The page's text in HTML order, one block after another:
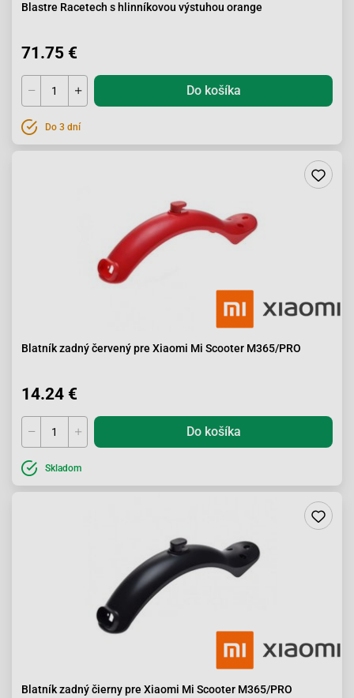
Blastre Racetech s hlinníkovou výstuhou orange
71.75 €
Do košíka
Do 3 dní
Blatník zadný červený pre Xiaomi Mi Scooter M365/PRO
14.24 €
Do košíka
Skladom
Blatník zadný čierny pre Xiaomi Mi Scooter M365/PRO